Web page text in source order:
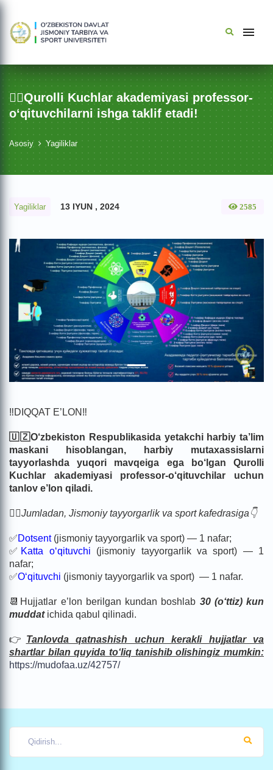
👮‍♂️Qurolli Kuchlar akademiyasi professor-
o‘qituvchilarni ishga taklif etadi!
Asosiy Yagiliklar
Yagiliklar 13 IYUN , 2024 2585
‼️DIQQAT E’LON‼️
🇺🇿O‘zbekiston Respublikasida yetakchi harbiy ta’lim
maskani hisoblangan, harbiy mutaxassislarni
tayyorlashda yuqori mavqeiga ega bo‘lgan Qurolli
Kuchlar akademiyasi professor-o‘qituvchilar uchun
tanlov e’lon qiladi.
🏃‍♂️Jumladan, Jismoniy tayyorgarlik va sport kafedrasiga👇
✅Dotsent (jismoniy tayyorgarlik va sport) — 1 nafar;
✅ Katta o‘qituvchi (jismoniy tayyorgarlik va sport) — 1
nafar;
✅O‘qituvchi (jismoniy tayyorgarlik va sport) — 1 nafar.
📆Hujjatlar e’lon berilgan kundan boshlab 30 (o‘ttiz) kun
muddat ichida qabul qilinadi.
👉 Tanlovda qatnashish uchun kerakli hujjatlar va
shartlar bilan quyida to‘liq tanishib olishingiz mumkin:
https://mudofaa.uz/42757/